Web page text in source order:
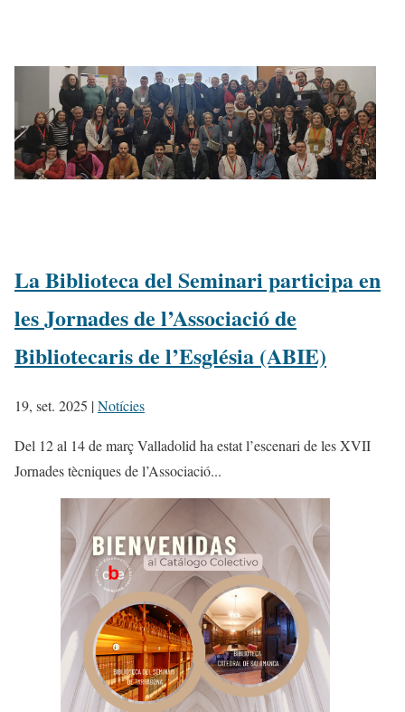
La Biblioteca del Seminari participa en
les Jornades de l’Associació de
Bibliotecaris de l’Església (ABIE)
19, set. 2025 |Notícies
Del 12 al 14 de març Valladolid ha estat l’escenari de les XVII
Jornades tècniques de l’Associació...